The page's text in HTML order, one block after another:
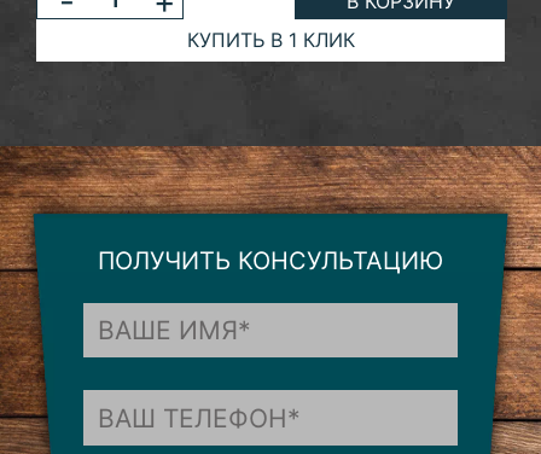
КУПИТЬ В 1 КЛИК
ПОЛУЧИТЬ КОНСУЛЬТАЦИЮ